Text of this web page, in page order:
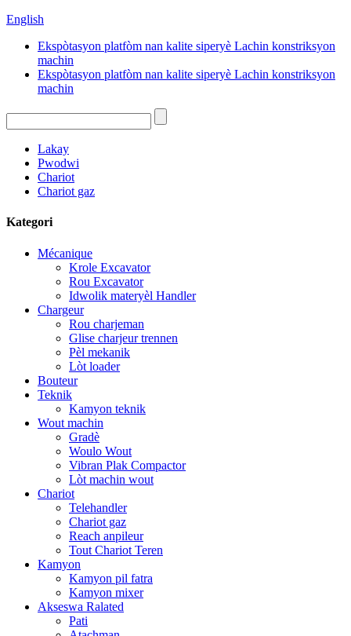
English
Ekspòtasyon platfòm nan kalite siperyè Lachin konstriksyon
machin
Ekspòtasyon platfòm nan kalite siperyè Lachin konstriksyon
machin
Lakay
Pwodwi
Chariot
Chariot gaz
Kategori
Mécanique
Krole Excavator
Rou Excavator
Idwolik materyèl Handler
Chargeur
Rou charjeman
Glise charjeur trennen
Pèl mekanik
Lòt loader
Bouteur
Teknik
Kamyon teknik
Wout machin
Gradè
Woulo Wout
Vibran Plak Compactor
Lòt machin wout
Chariot
Telehandler
Chariot gaz
Reach anpileur
Tout Chariot Teren
Kamyon
Kamyon pil fatra
Kamyon mixer
Akseswa Ralated
Pati